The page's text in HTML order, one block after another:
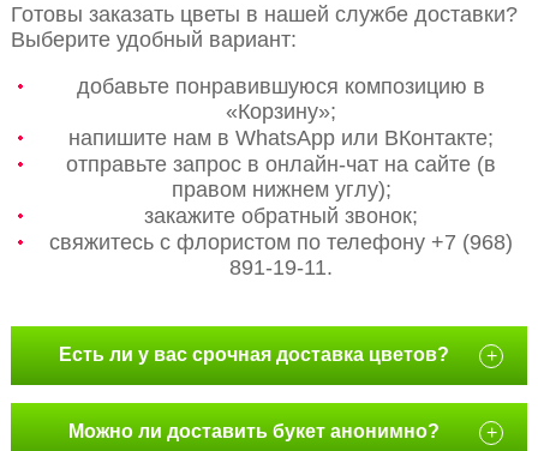
Готовы заказать цветы в нашей службе доставки?
Выберите удобный вариант:
добавьте понравившуюся композицию в
«Корзину»;
напишите нам в WhatsApp или ВКонтакте;
отправьте запрос в онлайн-чат на сайте (в
правом нижнем углу);
закажите обратный звонок;
свяжитесь с флористом по телефону +7 (968)
891-19-11.
Есть ли у вас срочная доставка цветов? +
Можно ли доставить букет анонимно? +